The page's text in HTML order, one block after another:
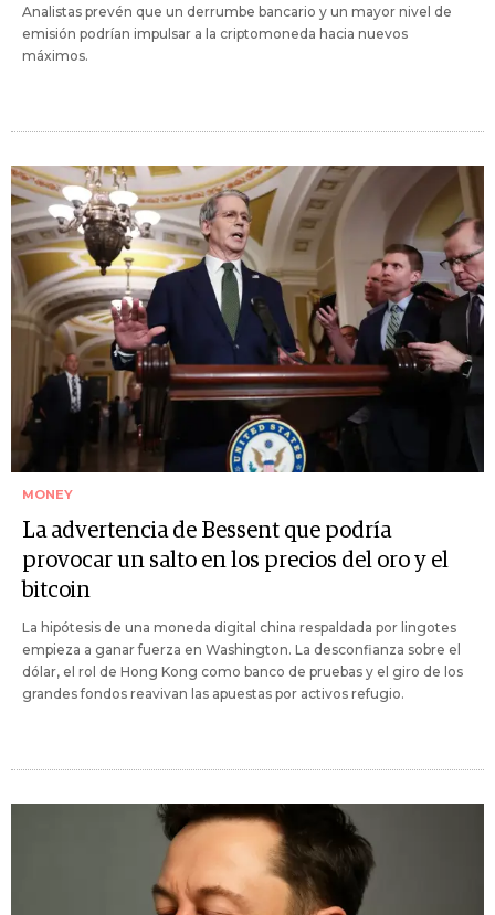
Analistas prevén que un derrumbe bancario y un mayor nivel de
emisión podrían impulsar a la criptomoneda hacia nuevos
máximos.
MONEY
La advertencia de Bessent que podría
provocar un salto en los precios del oro y el
bitcoin
La hipótesis de una moneda digital china respaldada por lingotes
empieza a ganar fuerza en Washington. La desconfianza sobre el
dólar, el rol de Hong Kong como banco de pruebas y el giro de los
grandes fondos reavivan las apuestas por activos refugio.